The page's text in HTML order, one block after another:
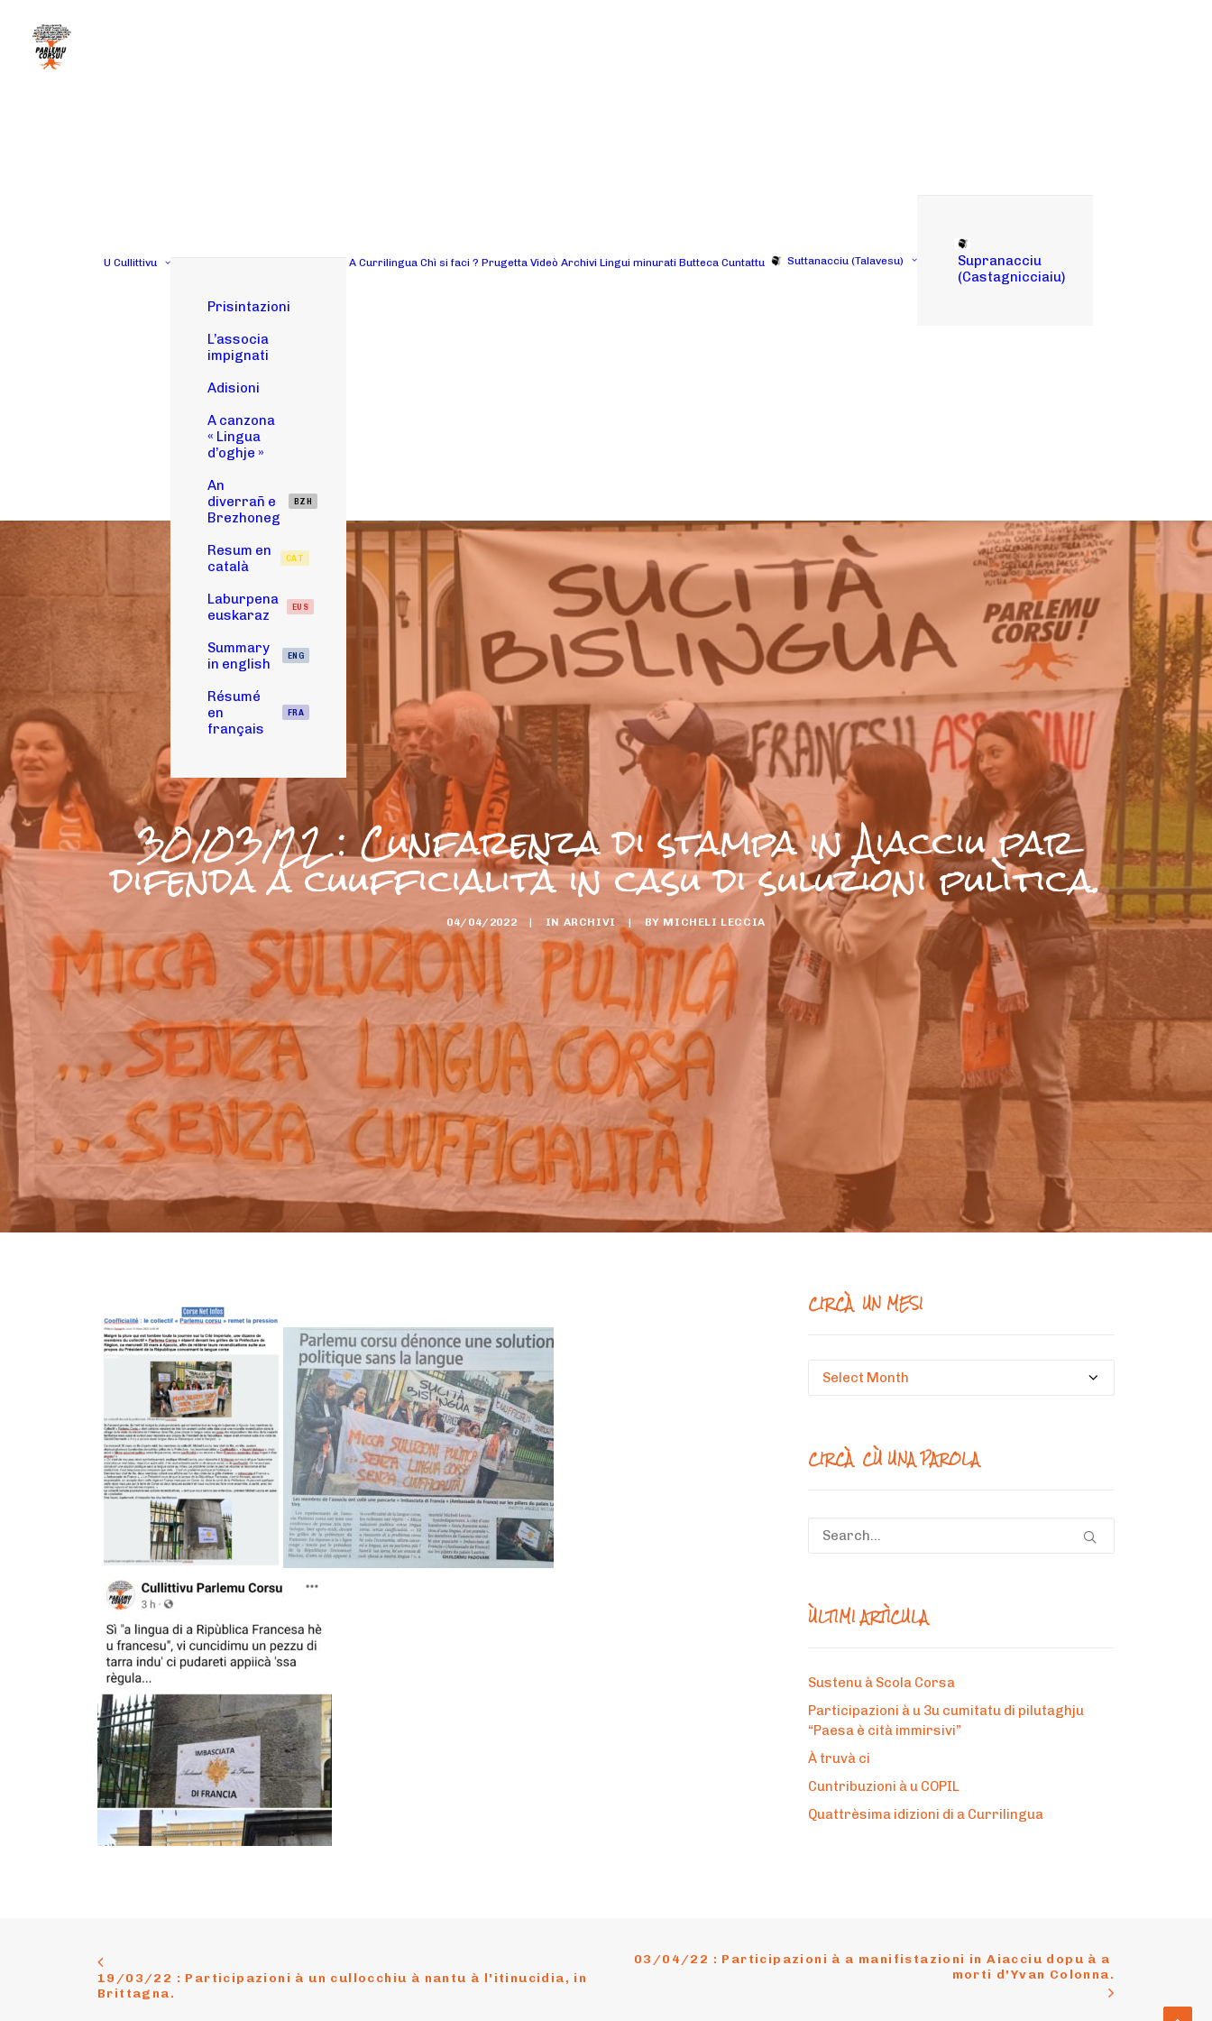
U Cullittivu
Prisintazioni
L’associa
impignati
Adisioni
A canzona
« Lingua
d’oghje »
An
diverrañ e
Brezhoneg
BZH
Resum en
català
CAT
Laburpena
euskaraz
EUS
Summary
in english
ENG
Résumé
en
français
FRA
A Currilingua Chì si faci ? Prugetta Videò Archivi Lingui minurati Butteca Cuntattu Suttanacciu (Talavesu)
Supranacciu
(Castagnicciaiu)
30/03/22 : Cunfarenza di stampa in Aiacciu par
difenda a cuufficialità in casu di suluzioni pulìtica.
04/04/2022 | IN ARCHIVI | BY MICHELI LECCIA
CIRCÀ UN MESI
Circà
CIRCÀ CÙ UNA PAROLA
ÙLTIMI ARTÌCULA
Sustenu à Scola Corsa
Participazioni à u 3u cumitatu di pilutaghju
“Paesa è cità immirsivi”
À truvà ci
Cuntribuzioni à u COPIL
Quattrèsima idizioni di a Currilingua
19/03/22 : Participazioni à un cullocchiu à nantu à l'itinucidia, in
Brittagna.
03/04/22 : Participazioni à a manifistazioni in Aiacciu dopu à a
morti d'Yvan Colonna.